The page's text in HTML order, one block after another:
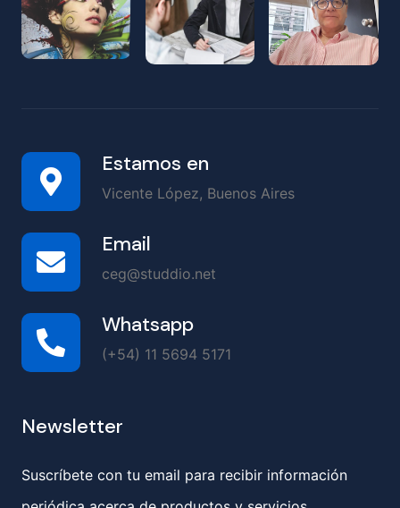
Estamos en
Vicente López, Buenos Aires
Email
ceg@studdio.net
Whatsapp
(+54) 11 5694 5171
Newsletter
Suscríbete con tu email para recibir información